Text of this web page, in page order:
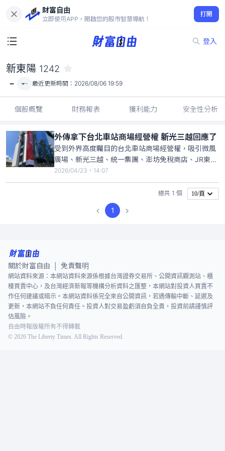
財富自由
立即使用APP，開啟您的股市智慧導航！
打開
登入
-
新東陽 1242
- - 最近更新時間： 2026/08/06 19:59
個股概覽 財務報表 獲利能力 安全性分析
外傳拿下台北車站商場經營權 新光三越回應了
受到外界高度矚目的台北車站商場經營權，吸引微風
廣場、新光三越、統一集團、澎坊免稅商店、JR東日
本、潤泰、新東陽、誠品等八家業者搶標，昨日台鐵
召開評選會議，今日傳出由百貨龍頭新光三越成功拿
下台北車站商場15年經營權，力拚續約的微風廣場以
些微分數之差飲恨。
2026/04/23・14:07
總共 1 個 10/頁
1
關於財富自由 免責聲明
網站資料來源：本網站資料來源係根據台灣證券交易所、公開資訊觀測站、櫃
檯買賣中心，及台灣經濟新報等機構分析資料之匯整，本網站對投資人買賣不
作任何建議或暗示。本網站資料係完全來自公開資訊，若遇傳輸中斷、延遲及
更新，本網站不負任何責任。投資人對交易盈虧須自負全責，投資前請謹慎評
估風險。
自由時報版權所有不得轉載
© 2026 The Liberty Times. All Rights Reserved.